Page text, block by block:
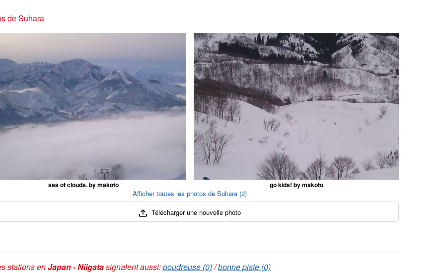
de Suhara
sea of clouds. by makoto go kids! by makoto
Afficher toutes les photos de Suhara (2)
Télécharger une nouvelle photo
stations enJapan - Niigatasignalent aussi:poudreuse (0)/bonne piste (0)